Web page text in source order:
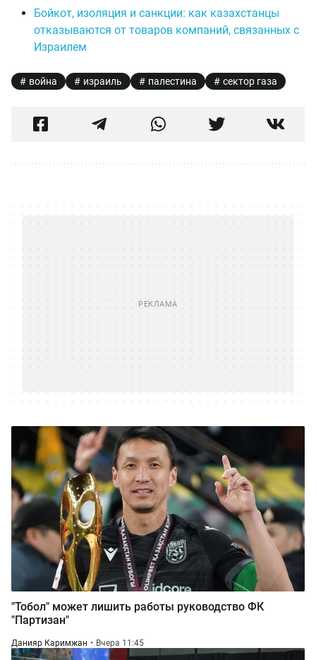
Бойкот, изоляция и санкции: как казахстанцы
отказываются от товаров компаний, связанных с
Израилем
война израиль палестина сектор газа
"Тобол" может лишить работы руководство ФК
"Партизан"
Данияр Каримжан Вчера 11:45